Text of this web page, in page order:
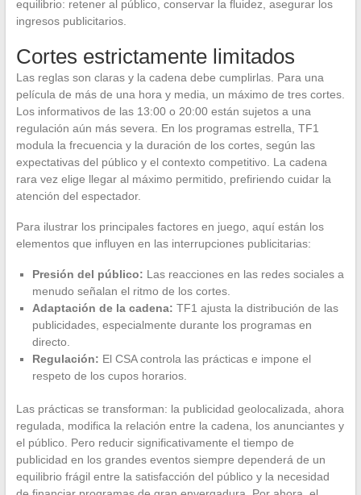
equilibrio: retener al público, conservar la fluidez, asegurar los
ingresos publicitarios.
Cortes estrictamente limitados
Las reglas son claras y la cadena debe cumplirlas. Para una
película de más de una hora y media, un máximo de tres cortes.
Los informativos de las 13:00 o 20:00 están sujetos a una
regulación aún más severa. En los programas estrella, TF1
modula la frecuencia y la duración de los cortes, según las
expectativas del público y el contexto competitivo. La cadena
rara vez elige llegar al máximo permitido, prefiriendo cuidar la
atención del espectador.
Para ilustrar los principales factores en juego, aquí están los
elementos que influyen en las interrupciones publicitarias:
Presión del público: Las reacciones en las redes sociales a
menudo señalan el ritmo de los cortes.
Adaptación de la cadena: TF1 ajusta la distribución de las
publicidades, especialmente durante los programas en
directo.
Regulación: El CSA controla las prácticas e impone el
respeto de los cupos horarios.
Las prácticas se transforman: la publicidad geolocalizada, ahora
regulada, modifica la relación entre la cadena, los anunciantes y
el público. Pero reducir significativamente el tiempo de
publicidad en los grandes eventos siempre dependerá de un
equilibrio frágil entre la satisfacción del público y la necesidad